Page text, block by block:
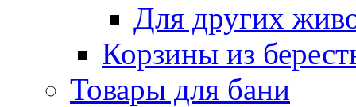
Для других
Корзины из
Товары для бани